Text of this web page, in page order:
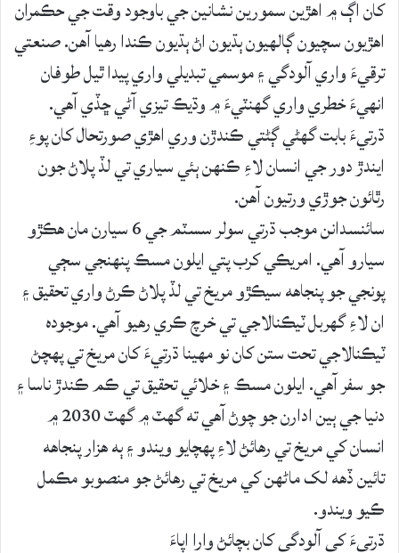
کان اڳ ۾ اهڙين سمورين نشانين جي باوجود وقت جي حڪمران
اهڙيون سچيون ڳالهيون ٻڌيون اڻ ٻڌيون ڪندا رهيا آهن. صنعتي
ترقيءَ واري آلودگي ۽ موسمي تبديلي واري پيدا ٿيل طوفان
انهيءَ خطري واري گهنٽيءَ ۾ وڌيڪ تيزي آڻي ڇڏي آهي.
ڌرتيءَ بابت گهڻي ڳڻتي ڪندڙن وري اهڙي صورتحال کان پوءِ
ايندڙ دور جي انسان لاءِ ڪنهن ٻئي سياري تي لڏ پلاڻ جون
رٿائون جوڙي ورتيون آهن.
سائنسدانن موجب ڌرتي سولر سسٽم جي 6 سيارن مان هڪڙو
سيارو آهي. امريڪي کرب پتي ايلون مسڪ پنهنجي سڄي
پونجي جو پنجاهه سيڪڙو مريخ تي لڏ پلاڻ ڪرڻ واري تحقيق ۽
ان لاءِ گهربل ٽيڪنالاجي تي خرچ ڪري رهيو آهي. موجوده
ٽيڪنالاجي تحت ستن کان نو مهينا ڌرتيءَ کان مريخ تي پهچڻ
جو سفر آهي. ايلون مسڪ ۽ خلائي تحقيق تي ڪم ڪندڙ ناسا ۽
دنيا جي ٻين ادارن جو چوڻ آهي ته گهٽ ۾ گهٽ 2030 ۾
انسان کي مريخ تي رهائڻ لاءِ پهچايو ويندو ۽ ٻه هزار پنجاهه
تائين ڏهه لک ماڻهن کي مريخ تي رهائڻ جو منصوبو مڪمل
ڪيو ويندو.
ڌرتيءَ کي آلودگي کان بچائڻ وارا اپاءَ